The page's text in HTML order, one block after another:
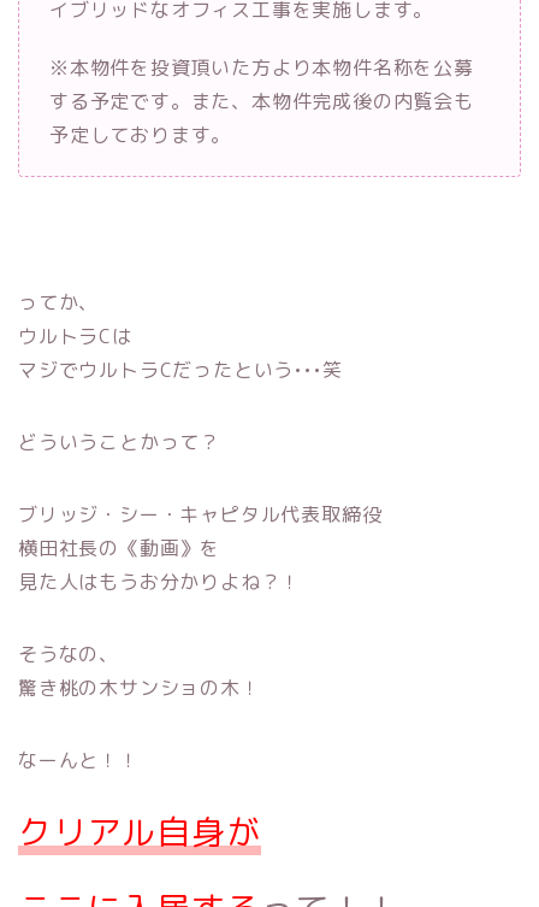
イブリッドなオフィス工事を実施します。
※本物件を投資頂いた方より本物件名称を公募
する予定です。また、本物件完成後の内覧会も
予定しております。
ってか、
ウルトラCは
マジでウルトラCだったという•••笑
どういうことかって？
ブリッジ・シー・キャピタル代表取締役
横田社長の《動画》を
見た人はもうお分かりよね？！
そうなの、
驚き桃の木サンショの木！
なーんと！！
クリアル自身が